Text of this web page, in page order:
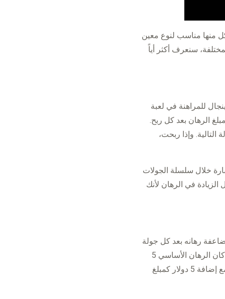
منها مناسب لنوع معين
سنعرف أكثر أياً
للمراهنة في لعبة
الرهان بعد كل ربح.
تراهن بعدها بمبلغ 10 دولارات في الجولة التالية. وإذا ربحت،
خلال سلسلة الجولات
في الرهان لأنك
رهانه بعد كل جولة
خاسرة، تماماً مثل مارتينجال العادية، لكن مع فارق هو إضافة مبلغ إلى الرهان المضاعف. مثلاً، إذا كان الرهان الأساسي 5
دولار في الجولة الأولى وخسرها اللاعب، يكون الرهان التالي 15 دولاراً (أي ضعف الرهان السابق مع إضافة 5 دولار كمبلغ